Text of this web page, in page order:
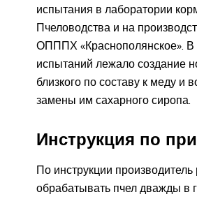
испытания в лаборатории
Пчеловодства и на
ОПППХ «Краснополянское». В
испытаний лежало создание
близкого по составу к меду и
замены им сахарного сиропа.
Инструкция по
По инструкции производитель
обрабатывать пчел дважды в